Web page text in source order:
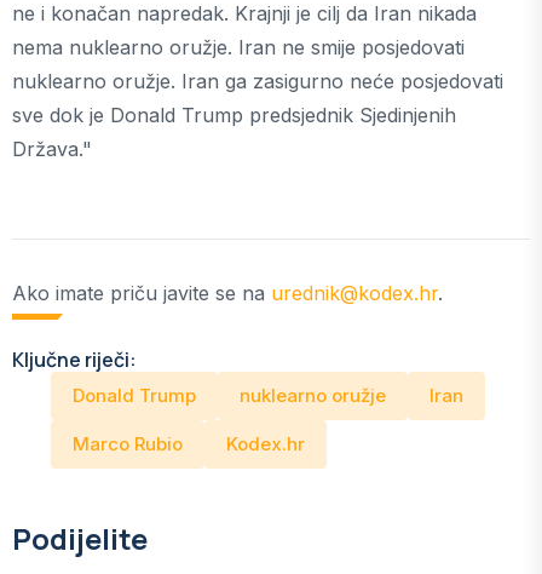
ne i konačan napredak. Krajnji je cilj da Iran nikada
nema nuklearno oružje. Iran ne smije posjedovati
nuklearno oružje. Iran ga zasigurno neće posjedovati
sve dok je Donald Trump predsjednik Sjedinjenih
Država."
Ako imate priču javite se na urednik@kodex.hr.
Ključne riječi:
Donald Trump nuklearno oružje Iran
Marco Rubio Kodex.hr
Podijelite